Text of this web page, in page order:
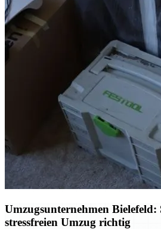
Umzugsunternehmen Bielefeld:
stressfreien Umzug richtig